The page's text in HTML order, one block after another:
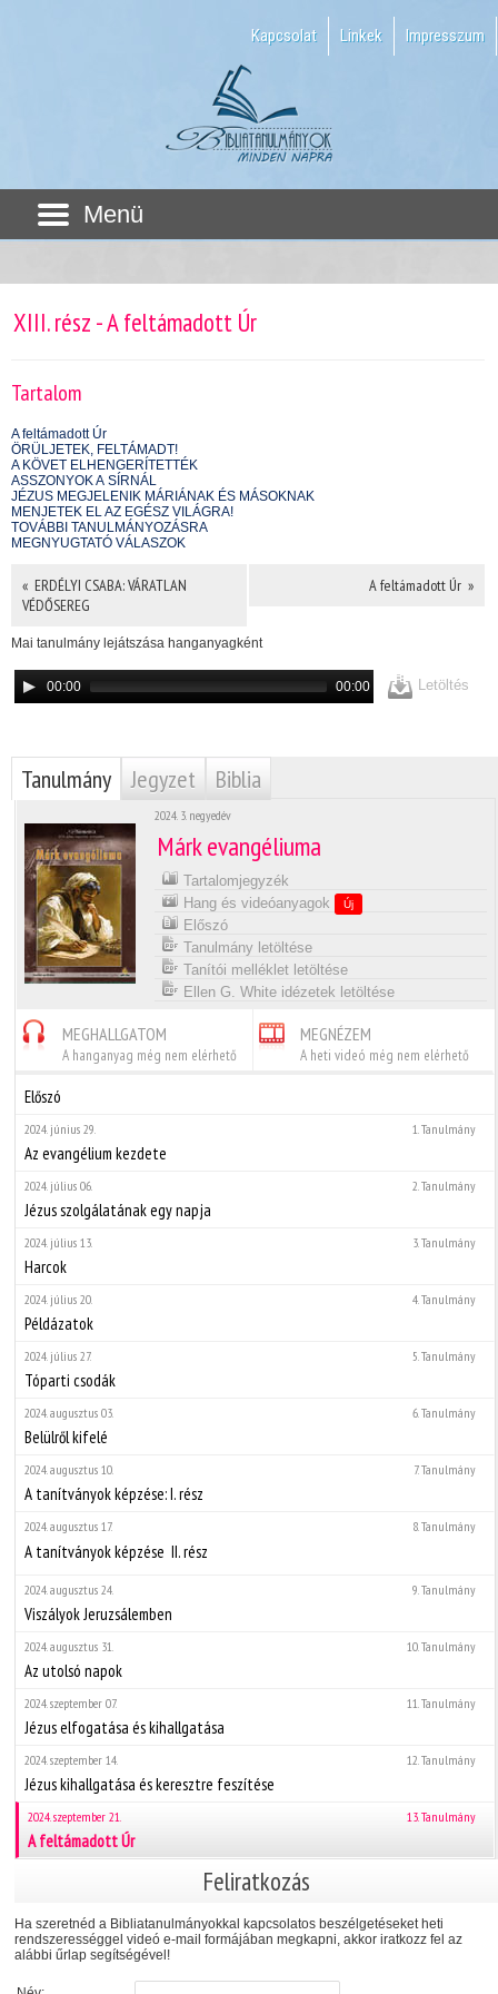
Kapcsolat Linkek Impresszum
Menü
XIII. rész - A feltámadott Úr
Tartalom
A feltámadott Úr
ÖRÜLJETEK, FELTÁMADT!
A KÖVET ELHENGERÍTETTÉK
ASSZONYOK A SÍRNÁL
JÉZUS MEGJELENIK MÁRIÁNAK ÉS MÁSOKNAK
MENJETEK EL AZ EGÉSZ VILÁGRA!
TOVÁBBI TANULMÁNYOZÁSRA
MEGNYUGTATÓ VÁLASZOK
« ERDÉLYI CSABA: VÁRATLAN
VÉDŐSEREG
A feltámadott Úr »
Mai tanulmány lejátszása hanganyagként
00:00 00:00 Letöltés
Tanulmány Jegyzet Biblia
2024. 3. negyedév
Márk evangéliuma
Tartalomjegyzék
Hang és videóanyagok
Új
Előszó
Tanulmány letöltése
Tanítói melléklet letöltése
Ellen G. White idézetek letöltése
MEGHALLGATOM
A hanganyag még nem elérhető
MEGNÉZEM
A heti videó még nem elérhető
Előszó
1. Tanulmány
2024. június 29.
Az evangélium kezdete
2. Tanulmány
2024. július 06.
Jézus szolgálatának egy napja
3. Tanulmány
2024. július 13.
Harcok
4. Tanulmány
2024. július 20.
Példázatok
5. Tanulmány
2024. július 27.
Tóparti csodák
6. Tanulmány
2024. augusztus 03.
Belülről kifelé
7. Tanulmány
2024. augusztus 10.
A tanítványok képzése: I. rész
8. Tanulmány
2024. augusztus 17.
A tanítványok képzése  II. rész
9. Tanulmány
2024. augusztus 24.
Viszályok Jeruzsálemben
10. Tanulmány
2024. augusztus 31.
Az utolsó napok
11. Tanulmány
2024. szeptember 07.
Jézus elfogatása és kihallgatása
12. Tanulmány
2024. szeptember 14.
Jézus kihallgatása és keresztre feszítése
13. Tanulmány
2024. szeptember 21.
A feltámadott Úr
Feliratkozás
Ha szeretnéd a Bibliatanulmányokkal kapcsolatos beszélgetéseket heti
rendszerességgel videó e-mail formájában megkapni, akkor iratkozz fel az
alábbi űrlap segítségével!